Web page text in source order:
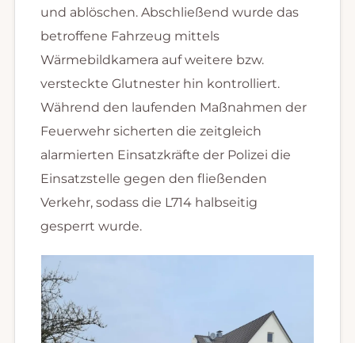
und ablöschen. Abschließend wurde das
betroffene Fahrzeug mittels
Wärmebildkamera auf weitere bzw.
versteckte Glutnester hin kontrolliert.
Während den laufenden Maßnahmen der
Feuerwehr sicherten die zeitgleich
alarmierten Einsatzkräfte der Polizei die
Einsatzstelle gegen den fließenden
Verkehr, sodass die L714 halbseitig
gesperrt wurde.